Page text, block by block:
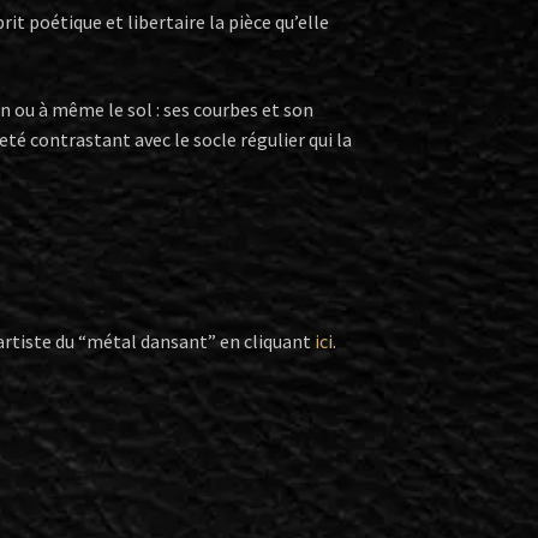
poétique et libertaire la pièce qu’elle
ou à même le sol : ses courbes et son
contrastant avec le socle régulier qui la
du “métal dansant” en cliquant ici.